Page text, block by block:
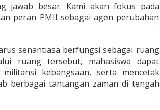
jawab besar. Kami akan fokus pada
peran PMII sebagai agen perubahan
senantiasa berfungsi sebagai ruang
ruang tersebut, mahasiswa dapat
kebangsaan, serta mencetak
berbagai tantangan zaman di tengah